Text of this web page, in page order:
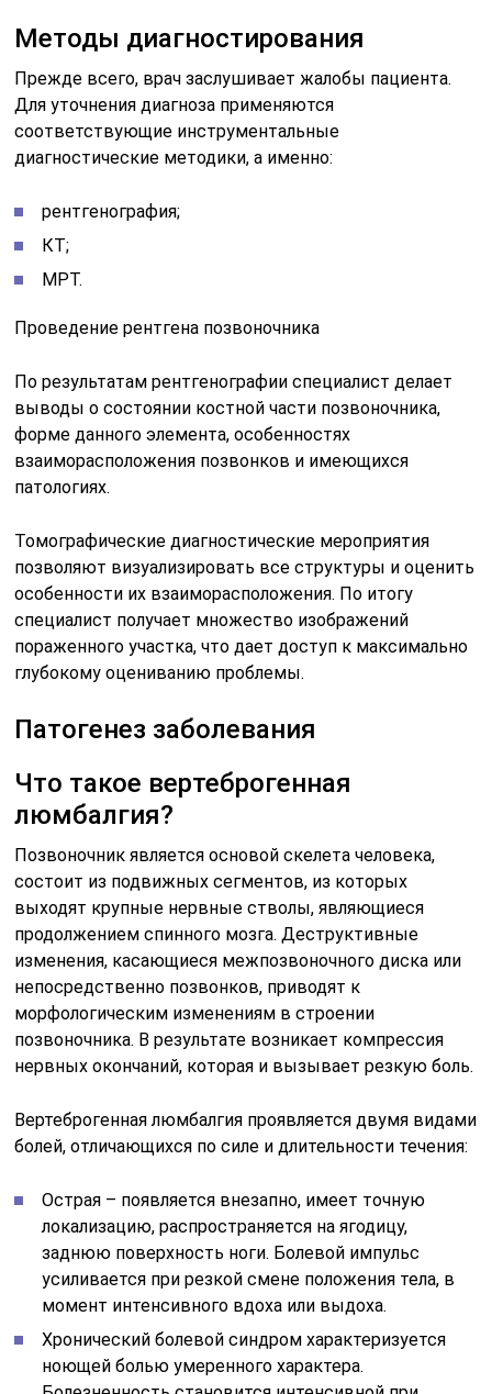
Методы диагностирования
Прежде всего, врач заслушивает жалобы пациента.
Для уточнения диагноза применяются
соответствующие инструментальные
диагностические методики, а именно:
рентгенография;
КТ;
МРТ.
Проведение рентгена позвоночника
По результатам рентгенографии специалист делает
выводы о состоянии костной части позвоночника,
форме данного элемента, особенностях
взаиморасположения позвонков и имеющихся
патологиях.
Томографические диагностические мероприятия
позволяют визуализировать все структуры и оценить
особенности их взаиморасположения. По итогу
специалист получает множество изображений
пораженного участка, что дает доступ к максимально
глубокому оцениванию проблемы.
Патогенез заболевания
Что такое вертеброгенная
люмбалгия?
Позвоночник является основой скелета человека,
состоит из подвижных сегментов, из которых
выходят крупные нервные стволы, являющиеся
продолжением спинного мозга. Деструктивные
изменения, касающиеся межпозвоночного диска или
непосредственно позвонков, приводят к
морфологическим изменениям в строении
позвоночника. В результате возникает компрессия
нервных окончаний, которая и вызывает резкую боль.
Вертеброгенная люмбалгия проявляется двумя видами
болей, отличающихся по силе и длительности течения:
Острая – появляется внезапно, имеет точную
локализацию, распространяется на ягодицу,
заднюю поверхность ноги. Болевой импульс
усиливается при резкой смене положения тела, в
момент интенсивного вдоха или выдоха.
Хронический болевой синдром характеризуется
ноющей болью умеренного характера.